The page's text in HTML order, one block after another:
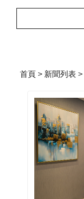
首頁 > 新聞列表 >